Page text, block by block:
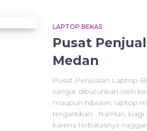
LAPTOP BEKAS
Pusat
Medan
Pusat Penjualan Laptop
sangat dibutuhkan oleh
maupun hiburan, laptop
tergantikan. Namun, bagi
karena terbatasnya